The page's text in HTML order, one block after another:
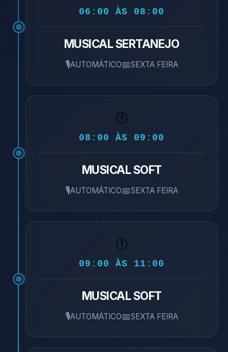
06:00 ÀS 08:00
MUSICAL SERTANEJO
🎙️AUTOMÁTICO📅SEXTA FEIRA
🕐
08:00 ÀS 09:00
MUSICAL SOFT
🎙️AUTOMÁTICO📅SEXTA FEIRA
🕐
09:00 ÀS 11:00
MUSICAL SOFT
🎙️AUTOMÁTICO📅SEXTA FEIRA